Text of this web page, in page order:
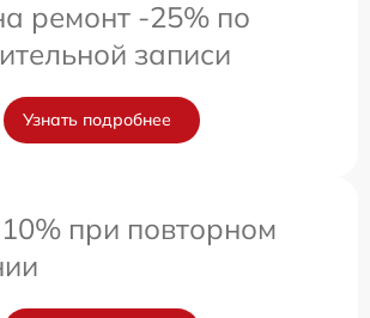
ремонт -25% по
записи
Узнать подробнее
при повторном